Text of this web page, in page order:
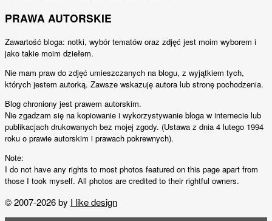
PRAWA AUTORSKIE
Zawartość bloga: notki, wybór tematów oraz zdjęć jest moim wyborem i
jako takie moim dziełem.
Nie mam praw do zdjęć umieszczanych na blogu, z wyjątkiem tych,
których jestem autorką. Zawsze wskazuję autora lub stronę pochodzenia.
Blog chroniony jest prawem autorskim.
Nie zgadzam się na kopiowanie i wykorzystywanie bloga w internecie lub
publikacjach drukowanych bez mojej zgody. (Ustawa z dnia 4 lutego 1994
roku o prawie autorskim i prawach pokrewnych).
Note:
I do not have any rights to most photos featured on this page apart from
those I took myself. All photos are credited to their rightful owners.
© 2007-2026 by I like design